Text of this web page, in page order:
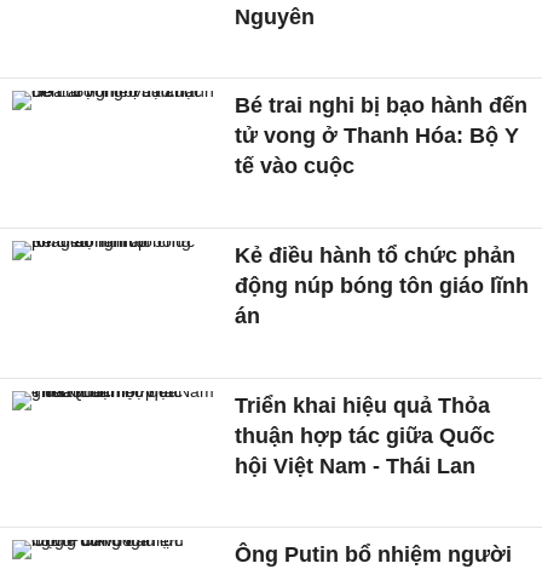
Nguyên
Bé trai nghi bị bạo hành đến
tử vong ở Thanh Hóa: Bộ Y
tế vào cuộc
Kẻ điều hành tổ chức phản
động núp bóng tôn giáo lĩnh
án
Triển khai hiệu quả Thỏa
thuận hợp tác giữa Quốc
hội Việt Nam - Thái Lan
Ông Putin bổ nhiệm người